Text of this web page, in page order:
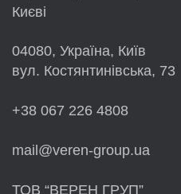
Києві
04080, Україна, Київ
вул. Костянтинівська, 73
+38 067 226 4808
mail@veren-group.ua
ТОВ “ВЕРЕН ГРУП”